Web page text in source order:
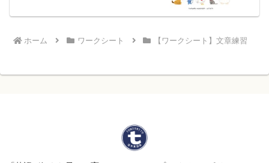
ホーム ワークシート 【ワークシート】文章練習